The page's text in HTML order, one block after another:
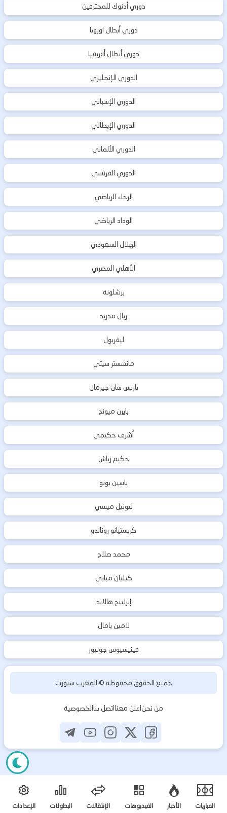
دوري أدنوك للمحترفين
دوري أبطال اوروبا
دوري أبطال أفريقيا
الدوري الإنجليزي
الدوري الإسباني
الدوري الإيطالي
الدوري الألماني
الدوري الفرنسي
الرجاء الرياضي
الوداد الرياضي
الهلال السعودي
الأهلي المصري
برشلونة
ريال مدريد
ليفربول
مانشستر سيتي
باريس سان جيرمان
بايرن ميونخ
أشرف حكيمي
حكيم زياش
ياسين بونو
ليونيل ميسي
كريستيانو رونالدو
محمد صلاح
كيليان مبابي
إيرلينج هالاند
لامين يامال
فينيسيوس جونيور
جميع الحقوق محفوظة ©المغرب سبورت
من نحناعلن معنااتصل بناالخصوصية
المباريات الأخبار الفيديوهات الإنتقالات البطولات الإعدادات